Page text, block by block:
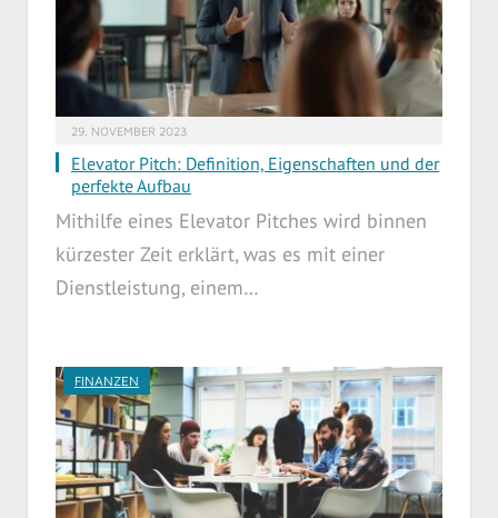
29. NOVEMBER 2023
Elevator Pitch: Definition, Eigenschaften und der
perfekte Aufbau
Mithilfe eines Elevator Pitches wird binnen
kürzester Zeit erklärt, was es mit einer
Dienstleistung, einem…
FINANZEN